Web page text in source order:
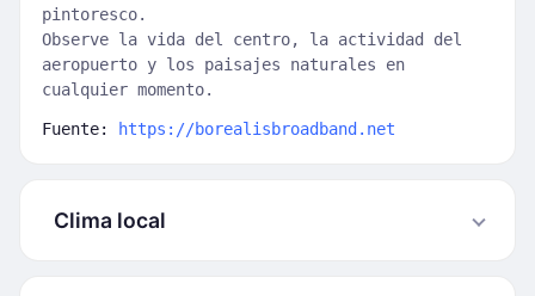
pintoresco.
Observe la vida del centro, la actividad del
aeropuerto y los paisajes naturales en
cualquier momento.
Fuente: https://borealisbroadband.net
Clima local